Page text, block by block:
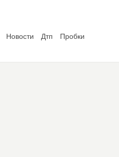
Новости Дтп
Пробки